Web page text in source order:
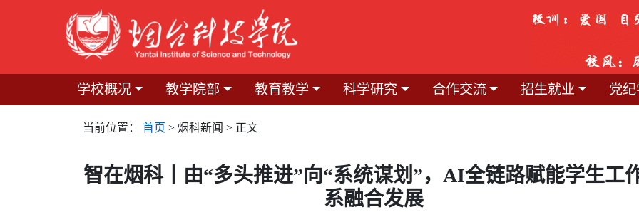
学校概况 教学院部 教育教学 科学研究 合作交流 招生就业 党
当前位置： 首页 > 烟科新闻 > 正文
智在烟科丨由“多头推进”向“系统谋划”，AI全链路赋能学生工
系融合发展